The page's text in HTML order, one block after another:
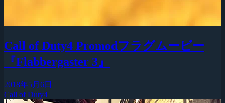
Call of Duty4 Promodフラグムービー
『Flabbergaster 3』
2018年5月6日
Call of Duty4